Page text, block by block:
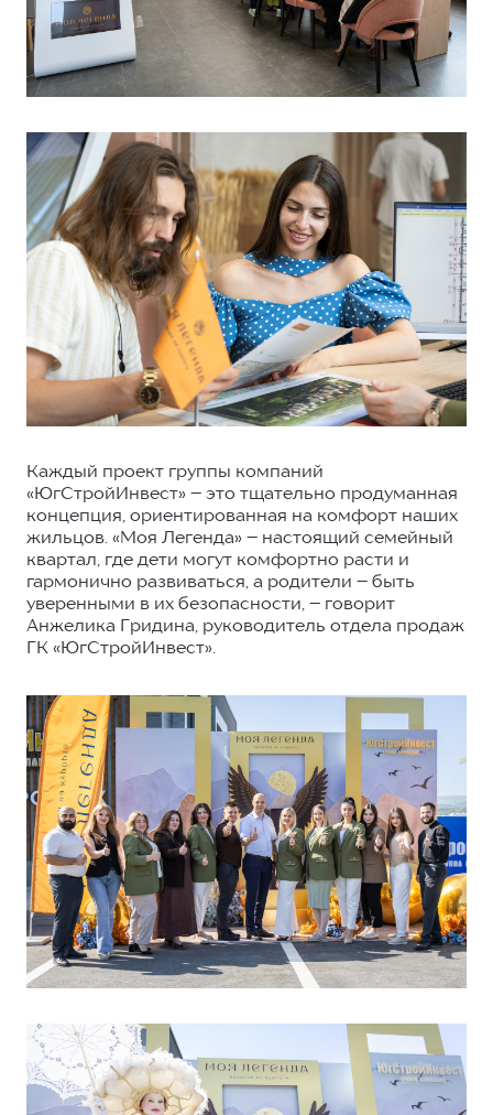
Каждый проект группы компаний
«ЮгСтройИнвест» – это тщательно продуманная
концепция, ориентированная на комфорт наших
жильцов. «Моя Легенда» – настоящий семейный
квартал, где дети могут комфортно расти и
гармонично развиваться, а родители – быть
уверенными в их безопасности, – говорит
Анжелика Гридина, руководитель отдела продаж
ГК «ЮгСтройИнвест».